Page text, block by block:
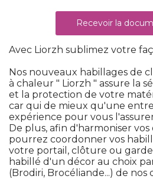
Recevoir la
Avec Liorzh sublimez votre
Nos nouveaux habillages de
à chaleur " Liorzh " assure la
et la protection de votre
car qui de mieux qu'une
expérience pour vous
De plus, afin d'harmoniser
pourrez coordonner vos
votre portail, clôture ou
habillé d'un décor au choix
(Brodiri, Brocéliande...) de nos